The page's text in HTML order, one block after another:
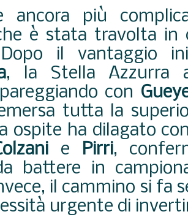
ancora più
è stata travolta in
il vantaggio
, la Stella Azzurra
con
tutta la
ospite ha dilagato
e Pirri,
battere in
il cammino si fa
urgente di